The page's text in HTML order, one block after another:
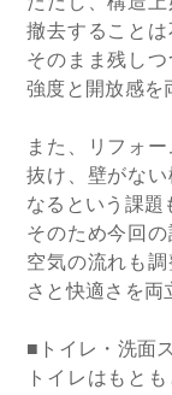
撤去すること
そのまま残し
強度と開放感を
また、リフォ
抜け、壁がな
なるという課題
そのため今回
空気の流れも
さと快適さを両
■トイレ・洗面
トイレはもと